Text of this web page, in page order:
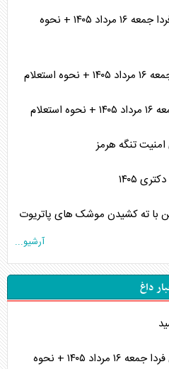
جدول قطعی برق استان البرز فردا جمعه ۱۶ مرداد ۱۴۰۵ + نحوه
تنگه هرمز
۱۴۰۵
با ته کشیدن موشک های پاتریوت
آرشیو...
داغ
جدول قطعی برق استان تهران فردا جمعه ۱۶ مرداد ۱۴۰۵ + نحوه